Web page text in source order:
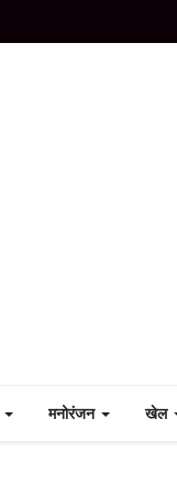
मनोरंजन खेल